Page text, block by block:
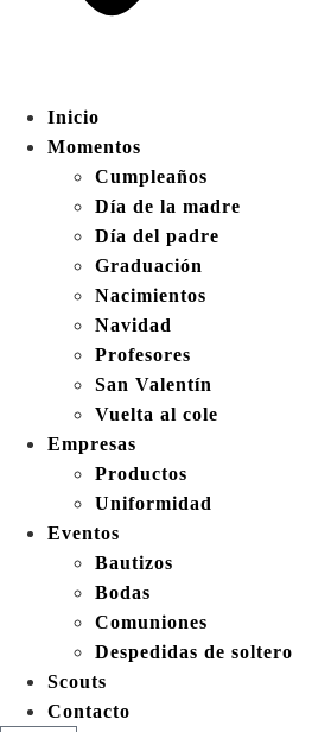
Inicio
Momentos
Cumpleaños
Día de la madre
Día del padre
Graduación
Nacimientos
Navidad
Profesores
San Valentín
Vuelta al cole
Empresas
Productos
Uniformidad
Eventos
Bautizos
Bodas
Comuniones
Despedidas de soltero
Scouts
Contacto